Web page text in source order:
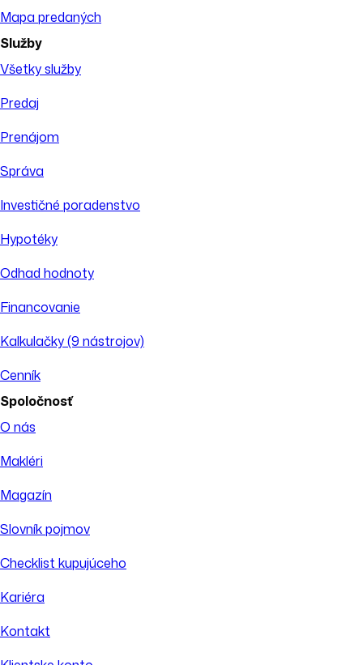
Mapa predaných
Služby
Všetky služby
Predaj
Prenájom
Správa
Investičné poradenstvo
Hypotéky
Odhad hodnoty
Financovanie
Kalkulačky (9 nástrojov)
Cenník
Spoločnosť
O nás
Makléri
Magazín
Slovník pojmov
Checklist kupujúceho
Kariéra
Kontakt